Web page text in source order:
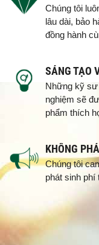
Chúng tôi
lâu dài, bảo
đồng hành
SÁNG TẠO
Những kỹ sư
nghiệm sẽ
phẩm thích
KHÔNG
Chúng tôi
phát sinh phí